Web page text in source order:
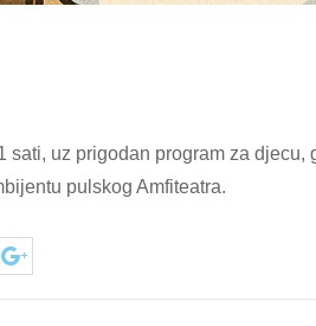
sati, uz prigodan program za
pulskog Amfiteatra.